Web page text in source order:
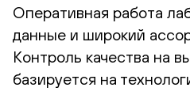
Оперативная работа
данные и широкий
Контроль качества на
базируется на